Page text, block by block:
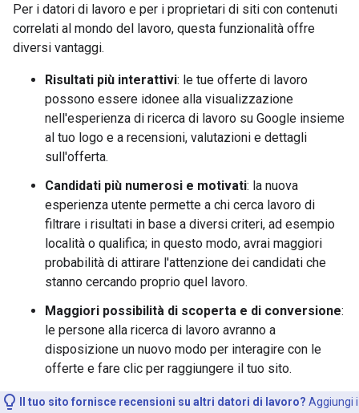
Per i datori di lavoro e per i proprietari di siti con contenuti
correlati al mondo del lavoro, questa funzionalità offre
diversi vantaggi.
Risultati più interattivi: le tue offerte di lavoro
possono essere idonee alla visualizzazione
nell'esperienza di ricerca di lavoro su Google insieme
al tuo logo e a recensioni, valutazioni e dettagli
sull'offerta.
Candidati più numerosi e motivati: la nuova
esperienza utente permette a chi cerca lavoro di
filtrare i risultati in base a diversi criteri, ad esempio
località o qualifica; in questo modo, avrai maggiori
probabilità di attirare l'attenzione dei candidati che
stanno cercando proprio quel lavoro.
Maggiori possibilità di scoperta e di conversione:
le persone alla ricerca di lavoro avranno a
disposizione un nuovo modo per interagire con le
offerte e fare clic per raggiungere il tuo sito.
Il tuo sito fornisce recensioni su altri datori di lavoro? Aggiungi i